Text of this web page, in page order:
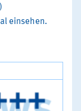
einsehen.